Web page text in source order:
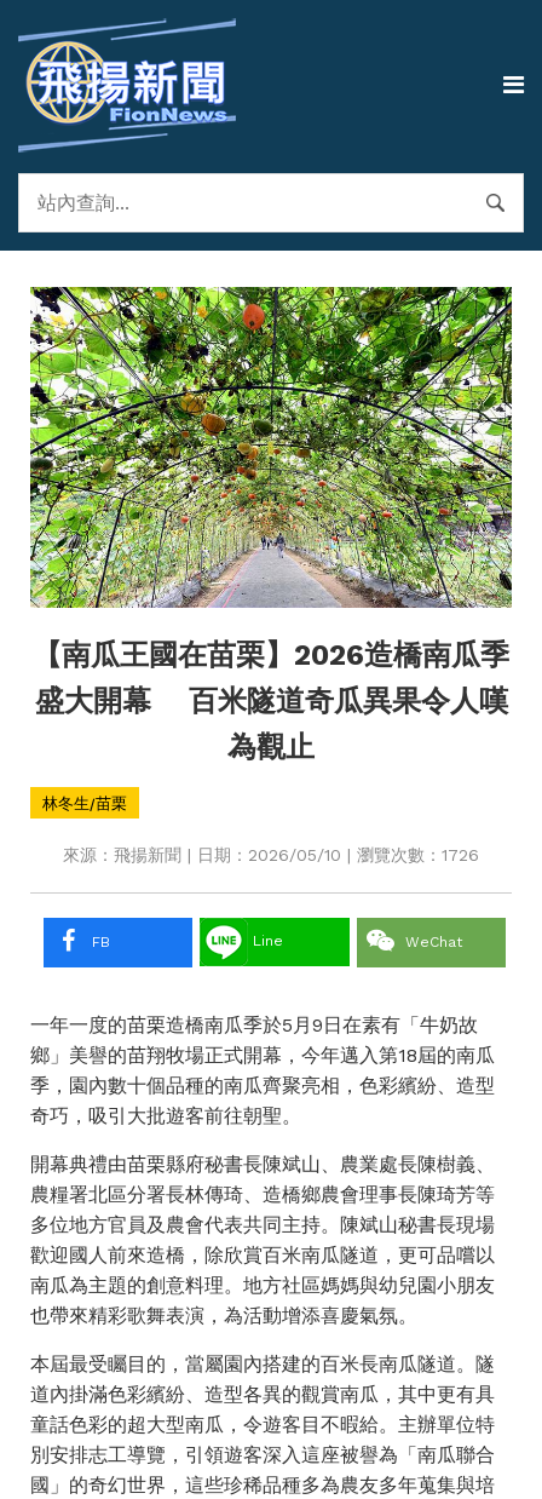
【南瓜王國在苗栗】2026造橋南瓜季
盛大開幕 百米隧道奇瓜異果令人嘆
為觀止
林冬生/苗栗
來源：飛揚新聞 | 日期：2026/05/10 | 瀏覽次數：1726
FB Line WeChat
一年一度的苗栗造橋南瓜季於5月9日在素有「牛奶故
鄉」美譽的苗翔牧場正式開幕，今年邁入第18屆的南瓜
季，園內數十個品種的南瓜齊聚亮相，色彩繽紛、造型
奇巧，吸引大批遊客前往朝聖。
開幕典禮由苗栗縣府秘書長陳斌山、農業處長陳樹義、
農糧署北區分署長林傳琦、造橋鄉農會理事長陳琦芳等
多位地方官員及農會代表共同主持。陳斌山秘書長現場
歡迎國人前來造橋，除欣賞百米南瓜隧道，更可品嚐以
南瓜為主題的創意料理。地方社區媽媽與幼兒園小朋友
也帶來精彩歌舞表演，為活動增添喜慶氣氛。
本屆最受矚目的，當屬園內搭建的百米長南瓜隧道。隧
道內掛滿色彩繽紛、造型各異的觀賞南瓜，其中更有具
童話色彩的超大型南瓜，令遊客目不暇給。主辦單位特
別安排志工導覽，引領遊客深入這座被譽為「南瓜聯合
國」的奇幻世界，這些珍稀品種多為農友多年蒐集與培